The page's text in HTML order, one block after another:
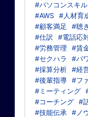
#パソコンスキル
#AWS
#人材育
#顧客満足
#聴
#仕訳
#電話応
#労務管理
#賃
#セクハラ
#パ
#採算分析 #経
#後輩指導 #フ
#ミーティング
#コーチング #
#技能伝承
#ノ